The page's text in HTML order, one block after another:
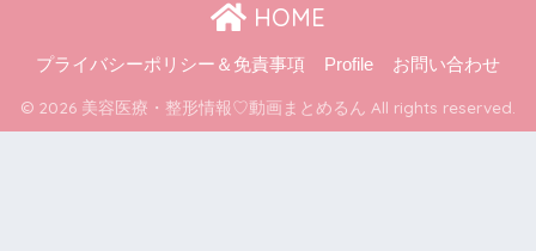
HOME
プライバシーポリシー＆免責事項 Profile お問い合わせ
© 2026 美容医療・整形情報♡動画まとめるん All rights reserved.